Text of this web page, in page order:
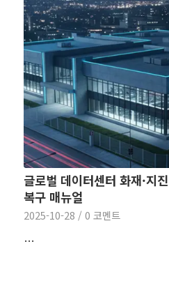
글로벌 데이터센터 화재·지
복구 매뉴얼
2025-10-28 / 0 코멘트
…